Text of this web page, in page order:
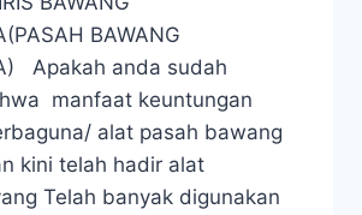
BAWANG
Apakah anda sudah
manfaat keuntungan
alat pasah bawang
kini telah hadir alat
Telah banyak digunakan